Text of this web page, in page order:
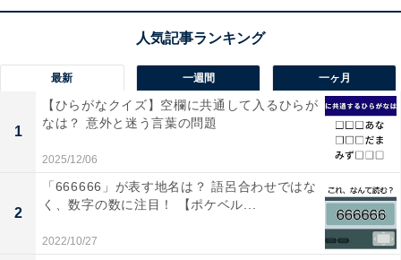
最新 一週間 一ヶ月
1
【ひらがなクイズ】空欄に共通して入るひらが
なは？ 意外と迷う言葉の問題
2025/12/06
2
「666666」が表す地名は？ 語呂合わせではな
く、数字の数に注目！ 【ポケベル...
2022/10/27